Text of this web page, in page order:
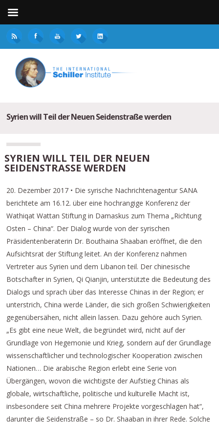
Syrien will Teil der Neuen Seidenstraße werden
SYRIEN WILL TEIL DER NEUEN
SEIDENSTRASSE WERDEN
20. Dezember 2017 • Die syrische Nachrichtenagentur SANA
berichtete am 16.12. über eine hochrangige Konferenz der
Wathiqat Wattan Stiftung in Damaskus zum Thema „Richtung
Osten – China“. Der Dialog wurde von der syrischen
Präsidentenberaterin Dr. Bouthaina Shaaban eröffnet, die den
Aufsichtsrat der Stiftung leitet. An der Konferenz nahmen
Vertreter aus Syrien und dem Libanon teil. Der chinesische
Botschafter in Syrien, Qi Qianjin, unterstützte die Bedeutung des
Dialogs und sprach über das Interesse Chinas in der Region; er
unterstrich, China werde Länder, die sich großen Schwierigkeiten
gegenübersähen, nicht allein lassen. Dazu gehöre auch Syrien.
„Es gibt eine neue Welt, die begründet wird, nicht auf der
Grundlage von Hegemonie und Krieg, sondern auf der Grundlage
wissenschaftlicher und technologischer Kooperation zwischen
Nationen… Die arabische Region erlebt eine Serie von
Übergängen, wovon die wichtigste der Aufstieg Chinas als
globale, wirtschaftliche, politische und kulturelle Macht ist,
insbesondere seit China mehrere Projekte vorgeschlagen hat“,
darunter die Seidenstraße – so Dr. Shaaban in ihrer Rede. Solche